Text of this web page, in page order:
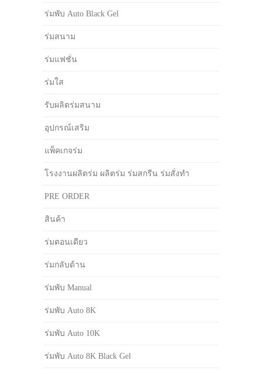
ร่มพับ Auto Black Gel
ร่มสนาม
ร่มแฟชั่น
ร่มใส
รับผลิตร่มสนาม
อุปกรณ์เสริม
แพ็คเกจร่ม
โรงงานผลิตร่ม ผลิตร่ม ร่มสกรีน ร่มสั่งทำ
PRE ORDER
สินค้า
ร่มตอนเดียว
ร่มกลับด้าน
ร่มพับ Manual
ร่มพับ Auto 8K
ร่มพับ Auto 10K
ร่มพับ Auto 8K Black Gel